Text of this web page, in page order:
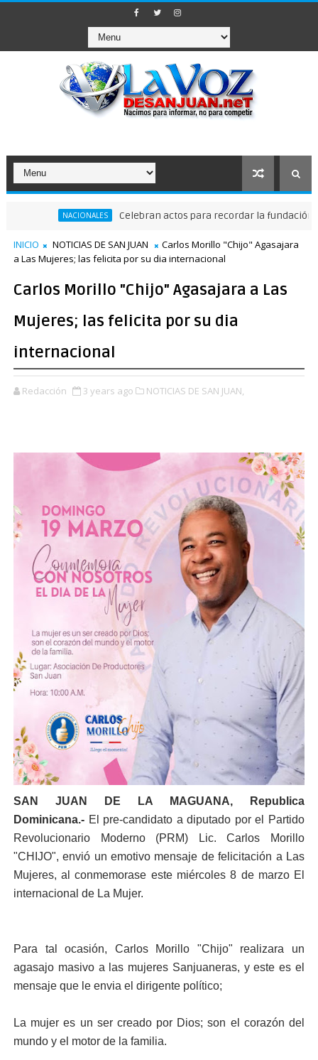
NACIONALES Celebran actos para recordar la fundación de
INICIO NOTICIAS DE SAN JUAN
Carlos Morillo "Chijo" Agasajara
a Las Mujeres; las felicita por su dia internacional
Carlos Morillo "Chijo" Agasajara a Las
Mujeres; las felicita por su dia
internacional
Redacción 3 years ago NOTICIAS DE SAN JUAN,
SAN JUAN DE LA MAGUANA, Republica
Dominicana.-El pre-candidato a diputado por el Partido
Revolucionario Moderno (PRM) Lic. Carlos Morillo
"CHIJO", envió un emotivo mensaje de felicitación a Las
Mujeres, al conmemorase este miércoles 8 de marzo El
internacional de La Mujer.
Para tal ocasión, Carlos Morillo "Chijo" realizara un
agasajo masivo a las mujeres Sanjuaneras, y este es el
mensaje que le envia el dirigente político;
La mujer es un ser creado por Dios; son el corazón del
mundo y el motor de la familia.